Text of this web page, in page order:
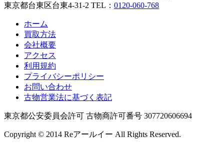
東京都台東区台東4-31-2 TEL： 0120-060-768
ホーム
買取方法
会社概要
アクセス
利用規約
プライバシーポリシー
お問い合わせ
古物営業法に基づく表記
東京都公安委員会許可 古物商許可番号 307720606694
Copyright © 2014 Reアールイー All Rights Reserved.